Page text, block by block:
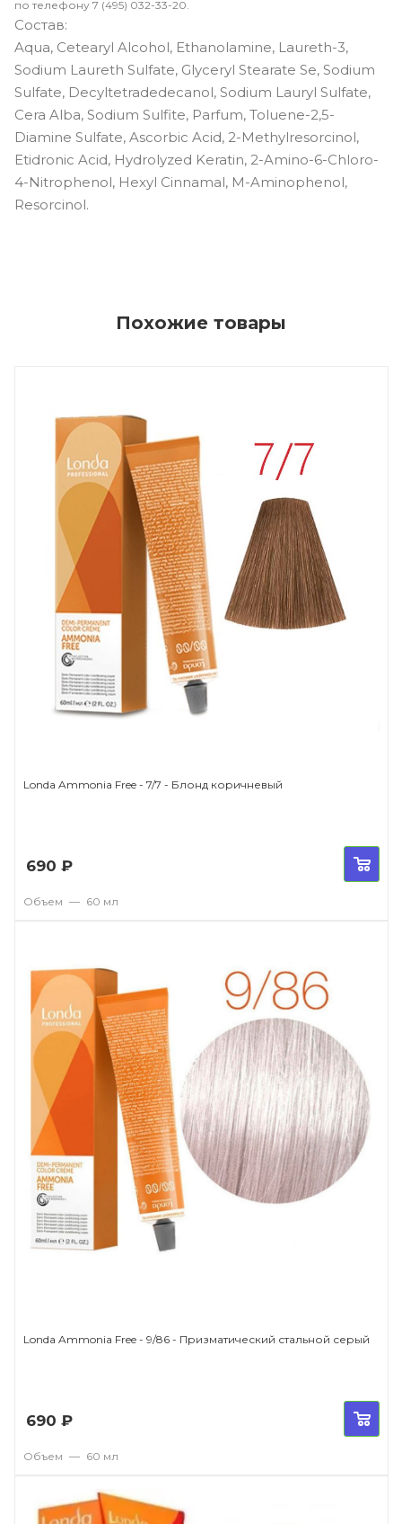
по телефону 7 (495) 032-33-20.
Состав:
Aqua, Cetearyl Alcohol, Ethanolamine, Laureth-3,
Sodium Laureth Sulfate, Glyceryl Stearate Se, Sodium
Sulfate, Decyltetradedecanol, Sodium Lauryl Sulfate,
Cera Alba, Sodium Sulfite, Parfum, Toluene-2,5-
Diamine Sulfate, Ascorbic Acid, 2-Methylresorcinol,
Etidronic Acid, Hydrolyzed Keratin, 2-Amino-6-Chloro-
4-Nitrophenol, Hexyl Cinnamal, M-Aminophenol,
Resorcinol.
Похожие товары
Londa Ammonia Free - 7/7 - Блонд коричневый
690 ₽
Объем — 60 мл
Londa Ammonia Free - 9/86 - Призматический стальной серый
690 ₽
Объем — 60 мл